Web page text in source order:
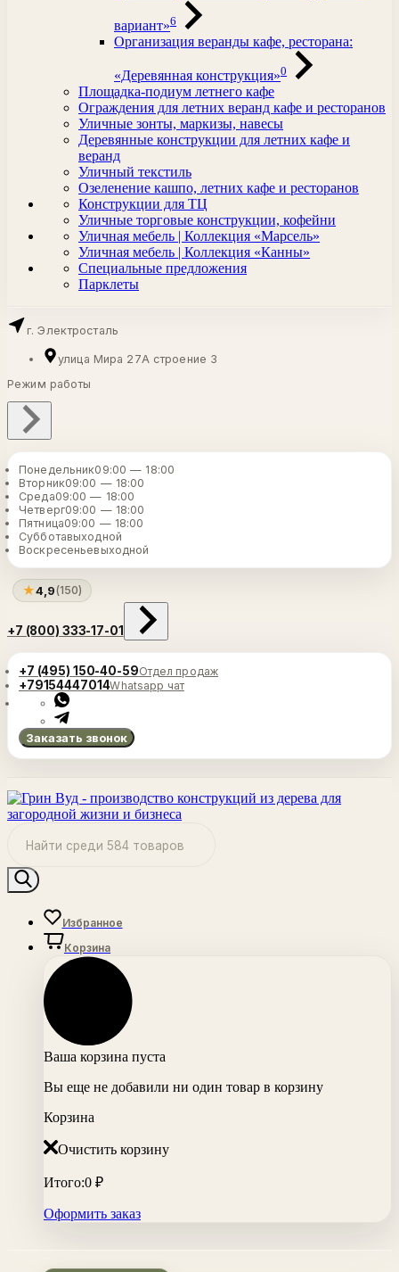
вариант»6
Организация веранды кафе, ресторана:
«Деревянная конструкция»0
Площадка-подиум летнего кафе
Ограждения для летних веранд кафе и ресторанов
Уличные зонты, маркизы, навесы
Деревянные конструкции для летних кафе и
веранд
Уличный текстиль
Озеленение кашпо, летних кафе и ресторанов
Конструкции для ТЦ
Уличные торговые конструкции, кофейни
Уличная мебель | Коллекция «Марсель»
Уличная мебель | Коллекция «Канны»
Специальные предложения
Парклеты
г. Электросталь
улица Мира 27А строение 3
Режим работы
Понедельник09:00 — 18:00
Вторник09:00 — 18:00
Среда09:00 — 18:00
Четверг09:00 — 18:00
Пятница09:00 — 18:00
Субботавыходной
Воскресеньевыходной
★4,9(150)
+7 (800) 333-17-01
+7 (495) 150-40-59Отдел продаж
+79154447014Whatsapp чат
Заказать звонок
Избранное
Корзина
Ваша корзина пуста
Вы еще не добавили ни один товар в корзину
Корзина
Очистить корзину
Итого:0 ₽
Оформить заказ